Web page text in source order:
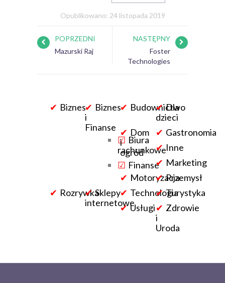
Opublikowano: 24 listopada 2019
POPRZEDNI
Mazurski Raj
NASTĘPNY
Foster
Technologies
Biznes
Biznes
i
Finanse
Biura
rachunkowe
Finanse
Budownictwo
Dla
dzieci
Dom
i
ogród
Gastronomia
Inne
Marketing
MotoryzacjaPrzemysł
RozrywkaSklepy
internetowe
TechnologiaTurystyka
Usługi
Zdrowie
i
Uroda